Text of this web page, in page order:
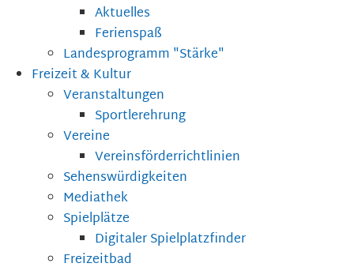
Aktuelles
Ferienspaß
Landesprogramm "Stärke"
Freizeit & Kultur
Veranstaltungen
Sportlerehrung
Vereine
Vereinsförderrichtlinien
Sehenswürdigkeiten
Mediathek
Spielplätze
Digitaler Spielplatzfinder
Freizeitbad